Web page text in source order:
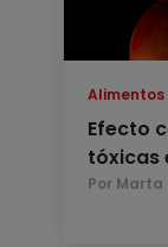
Efecto
tóxicas
Por